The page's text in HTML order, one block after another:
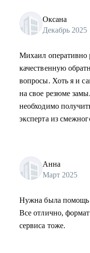
Оксана
Декабрь 2025
Михаил оперативно
качественную
вопросы. Хоть я и
на свое резюме
необходимо
эксперта из
Анна
Март 2025
Нужна была помощь
Все отлично,
сервиса тоже.